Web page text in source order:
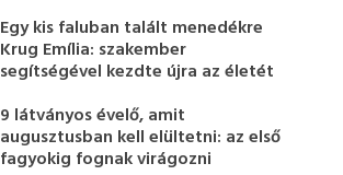
Egy kis faluban talált menedékre
Krug Emília: szakember
segítségével kezdte újra az életét
9 látványos évelő, amit
augusztusban kell elültetni: az első
fagyokig fognak virágozni